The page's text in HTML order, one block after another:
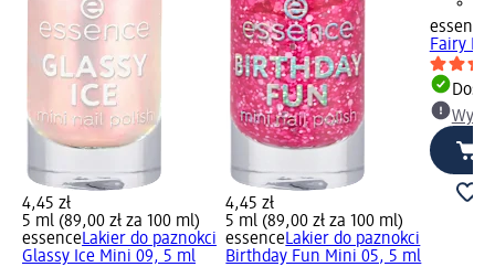
4,45 zł
5 ml (89,00 zł za 100 ml)
essenceLakier do paznokci
Glassy Ice Mini 09, 5 ml
4,45 zł
5 ml (89,00 zł za 100 ml)
essenceLakier do paznokci
Birthday Fun Mini 05, 5 ml
essence
Fairy